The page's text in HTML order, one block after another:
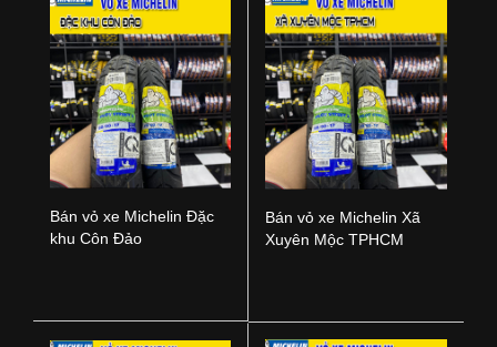
Bán vỏ xe Michelin Đặc
khu Côn Đảo
Bán vỏ xe Michelin Xã
Xuyên Mộc TPHCM